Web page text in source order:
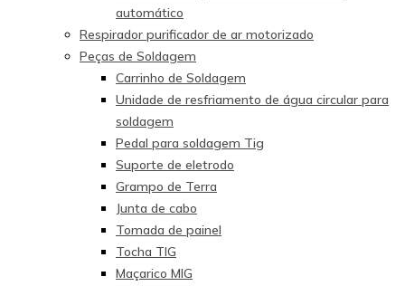
automático
Respirador purificador de ar motorizado
Peças de Soldagem
Carrinho de Soldagem
Unidade de resfriamento de água circular para
soldagem
Pedal para soldagem Tig
Suporte de eletrodo
Grampo de Terra
Junta de cabo
Tomada de painel
Tocha TIG
Maçarico MIG